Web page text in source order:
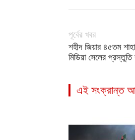
পূর্বের খবর
শহীদ জিয়ার ৪৫তম
মিডিয়া সেলের
এই সংক্রান্ত